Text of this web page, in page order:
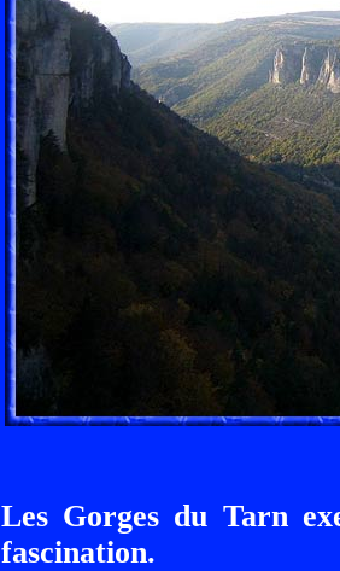
Les Gorges du Tarn
fascination.